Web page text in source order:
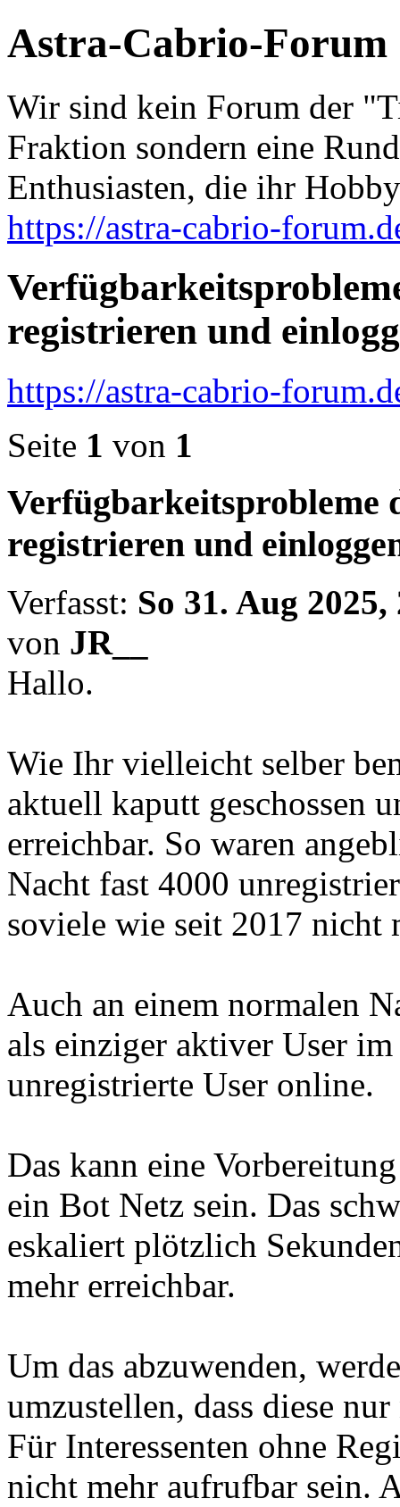
Astra-Cabrio-Forum
Wir sind kein Forum der
Fraktion sondern eine
Enthusiasten, die ihr
https://astra-cabrio-
registrieren und
https://astra-cabrio-
Seite 1 von 1
Verfügbarkeitsprobleme
registrieren und
Verfasst: So 31. Aug 2025,
von JR__
Hallo.
Wie Ihr vielleicht selber
aktuell kaputt geschossen
erreichbar. So waren
Nacht fast 4000
soviele wie seit 2017 nicht
Auch an einem normalen
als einziger aktiver User
unregistrierte User online.
Das kann eine
ein Bot Netz sein. Das
eskaliert plötzlich
mehr erreichbar.
Um das abzuwenden,
umzustellen, dass diese
Für Interessenten ohne
nicht mehr aufrufbar sein.